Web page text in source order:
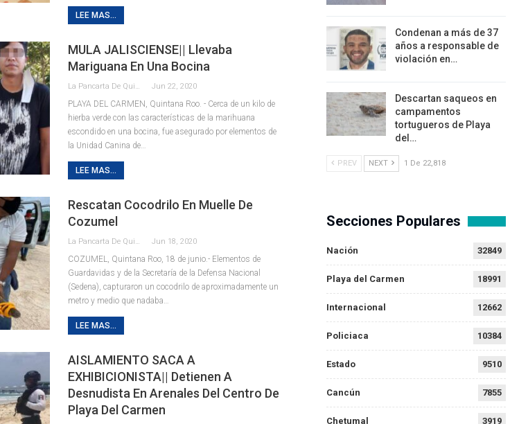
LEE MAS...
MULA JALISCIENSE|| Llevaba
Mariguana En Una Bocina
Jun 22, 2020
PLAYA DEL CARMEN, Quintana Roo. - Cerca de un kilo de
hierba verde con las características de la marihuana
escondido en una bocina, fue asegurado por elementos de
la Unidad Canina de
LEE MAS...
Rescatan Cocodrilo En Muelle De
Cozumel
Jun 18, 2020
COZUMEL, Quintana Roo, 18 de junio.- Elementos de
Guardavidas y de la Secretaría de la Defensa Nacional
(Sedena), capturaron un cocodrilo de aproximadamente un
metro y medio que nadaba
LEE MAS...
AISLAMIENTO SACA A
EXHIBICIONISTA|| Detienen A
Desnudista En Arenales Del Centro De
Playa Del Carmen
Condenan a más de 37
años a responsable de
violación en…
Descartan saqueos en
campamentos
tortugueros de Playa
del…
PREV NEXT 1 De 22,818
Secciones Populares
Nación 32849
Playa del Carmen 18991
Internacional 12662
Policiaca 10384
Estado 9510
Cancún 7855
Chetumal 3919